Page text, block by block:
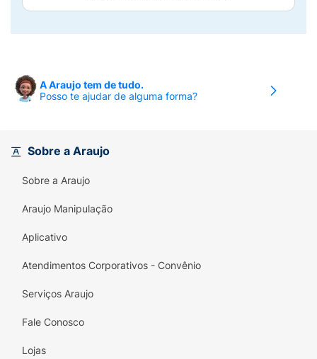
A Araujo tem de tudo.
Posso te ajudar de alguma forma?
Sobre a Araujo
Sobre a Araujo
Araujo Manipulação
Aplicativo
Atendimentos Corporativos - Convênio
Serviços Araujo
Fale Conosco
Lojas